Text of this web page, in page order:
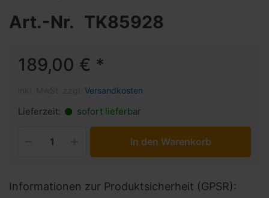
Art.-Nr. TK85928
189,00 € *
Versandkosten
Lieferzeit: sofort lieferbar
In den Warenkorb
Informationen zur Produktsicherheit (GPSR):